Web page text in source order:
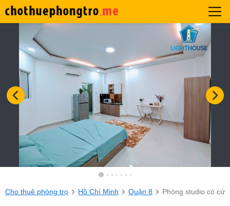
Cho thuê phòng trọ Hồ Chí Minh Quận 8 Phòng studio có